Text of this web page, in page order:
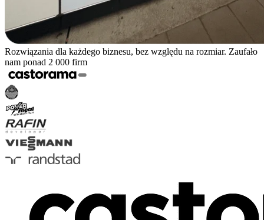
Rozwiązania dla każdego biznesu, bez względu na rozmiar. Zaufało
nam ponad 2 000 firm